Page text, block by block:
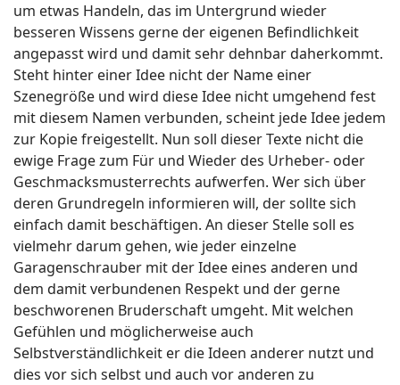
um etwas Handeln, das im Untergrund wieder
besseren Wissens gerne der eigenen Befindlichkeit
angepasst wird und damit sehr dehnbar daherkommt.
Steht hinter einer Idee nicht der Name einer
Szenegröße und wird diese Idee nicht umgehend fest
mit diesem Namen verbunden, scheint jede Idee jedem
zur Kopie freigestellt. Nun soll dieser Texte nicht die
ewige Frage zum Für und Wieder des Urheber- oder
Geschmacksmusterrechts aufwerfen. Wer sich über
deren Grundregeln informieren will, der sollte sich
einfach damit beschäftigen. An dieser Stelle soll es
vielmehr darum gehen, wie jeder einzelne
Garagenschrauber mit der Idee eines anderen und
dem damit verbundenen Respekt und der gerne
beschworenen Bruderschaft umgeht. Mit welchen
Gefühlen und möglicherweise auch
Selbstverständlichkeit er die Ideen anderer nutzt und
dies vor sich selbst und auch vor anderen zu